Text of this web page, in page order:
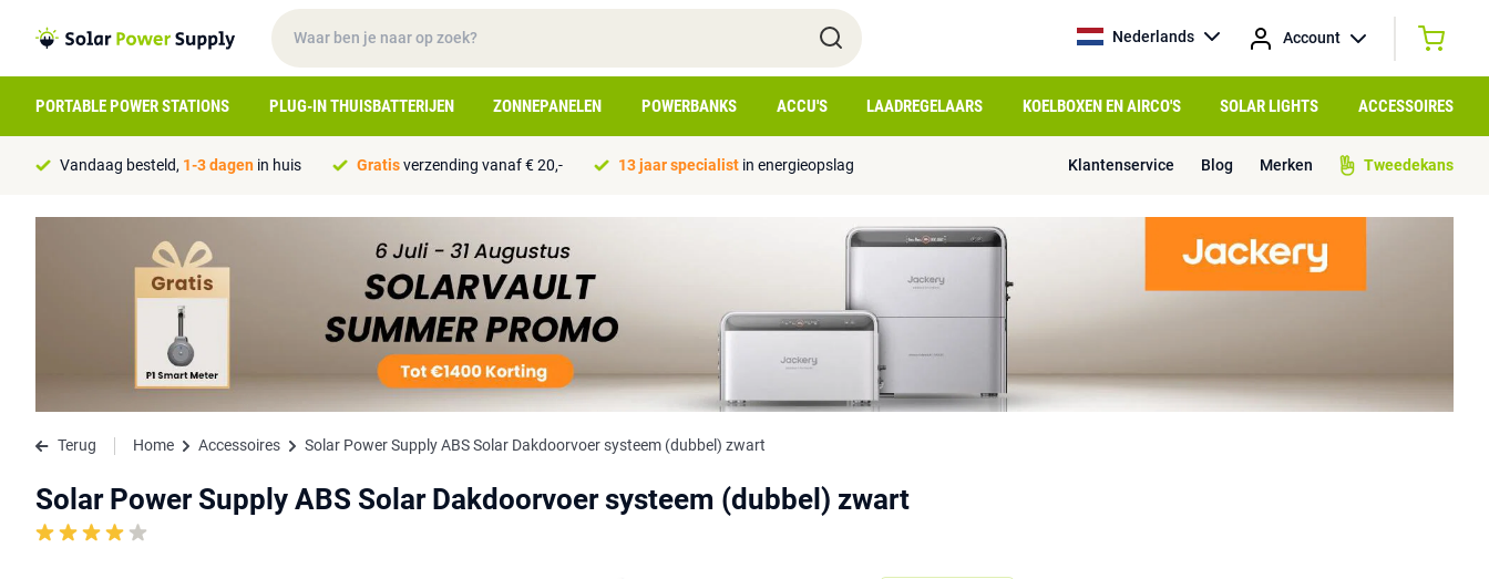
Nederlands Account
PORTABLE POWER STATIONS PLUG-IN THUISBATTERIJEN ZONNEPANELEN POWERBANKS ACCU'S LAADREGELAARS KOELBOXEN EN AIRCO'S SOLAR LIGHTS ACCESSOIRES
Vandaag besteld, 1-3 dagen in huis Gratisverzending vanaf € 20,- 13 jaar specialist in energieopslag Klantenservice Blog Merken Tweedekans
Terug Home Accessoires Solar Power Supply ABS Solar Dakdoorvoer systeem (dubbel) zwart
Solar Power Supply ABS Solar Dakdoorvoer systeem (dubbel) zwart